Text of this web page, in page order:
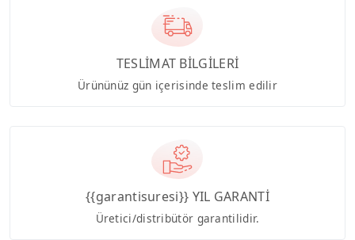
TESLİMAT BİLGİLERİ
Ürününüz gün içerisinde teslim edilir
{{garantisuresi}} YIL GARANTİ
Üretici/distribütör garantilidir.